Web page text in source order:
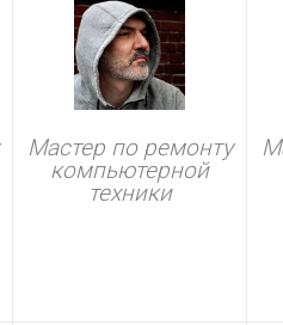
Мастер по ремонту
компьютерной
техники